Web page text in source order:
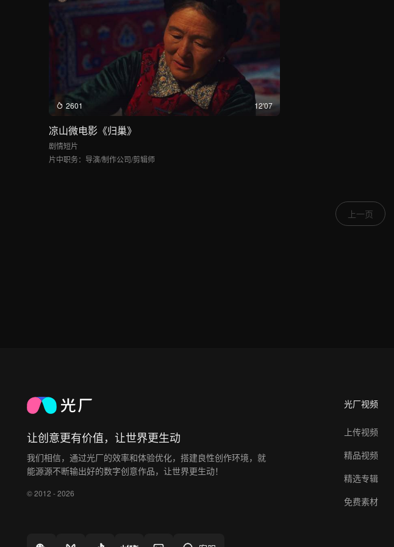
2601 12'07
凉山微电影《归巢》
剧情短片
片中职务： 导演/制作公司/剪辑师
上一页
让创意更有价值，让世界更生动
我们相信，通过光厂的效率和体验优化，搭建良性创作环境，就
能源源不断输出好的数字创意作品，让世界更生动！
© 2012 - 2026
光厂视频
上传视频
精品视频
精选专辑
免费素材